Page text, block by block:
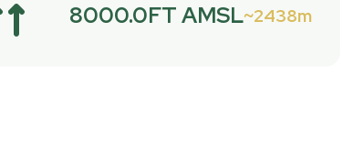
8000.0FT AMSL 2438m